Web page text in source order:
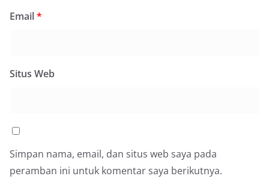
rumah ke rumah untuk menjalin silaturahmi
masing-masing.‎Dalam dialog yang berlangsung
akrab, Bhabinkamtibmas menyapa warga,
menanyakan kondisi keamanan dan kenyamanan
Email*
Situs Web
Simpan nama, email, dan situs web saya pada
peramban ini untuk komentar saya berikutnya.